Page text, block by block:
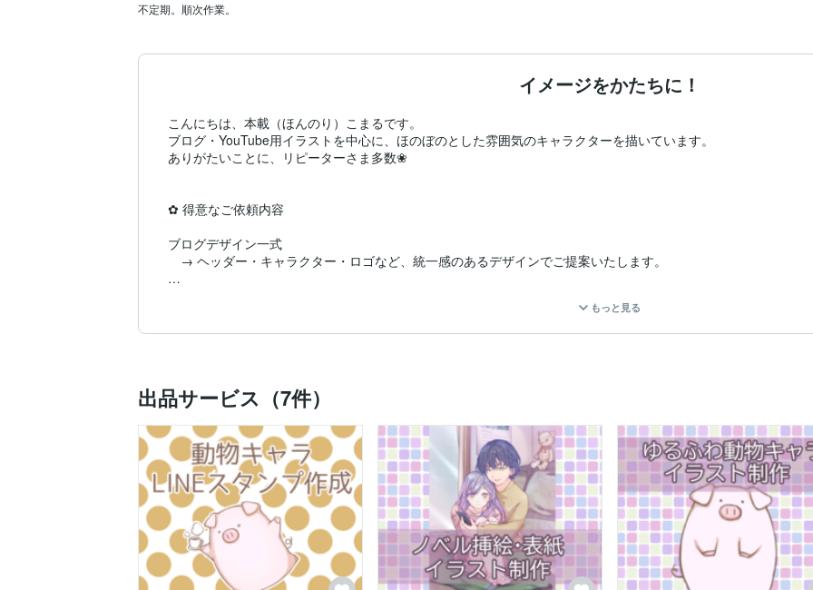
不定期。順次作業。
イメージをかたちに！
こんにちは、本載（ほんのり）こまるです。
ブログ・YouTube用イラストを中心に、ほのぼのとした雰囲気のキャラクターを描いています。
ありがたいことに、リピーターさま多数❀
✿ 得意なご依頼内容
ブログデザイン一式
→ ヘッダー・キャラクター・ロゴなど、統一感のあるデザインでご提案いたします。
→ 動画映えを意識した構成もおまかせください！
→ やさしい印象・やわらかな色合いが得意です。
ペットの似顔絵
→ 小さな家族をかわいらしくイラスト化。思い出に残る一枚をお届けします。
✿ ご依頼について
各出品ページからお見積り・ご相談いただけます。
掲載許可を頂いた場合は、SNSなどでご紹介＆宣伝させていただきます。
もっと見る
出品サービス（7件）